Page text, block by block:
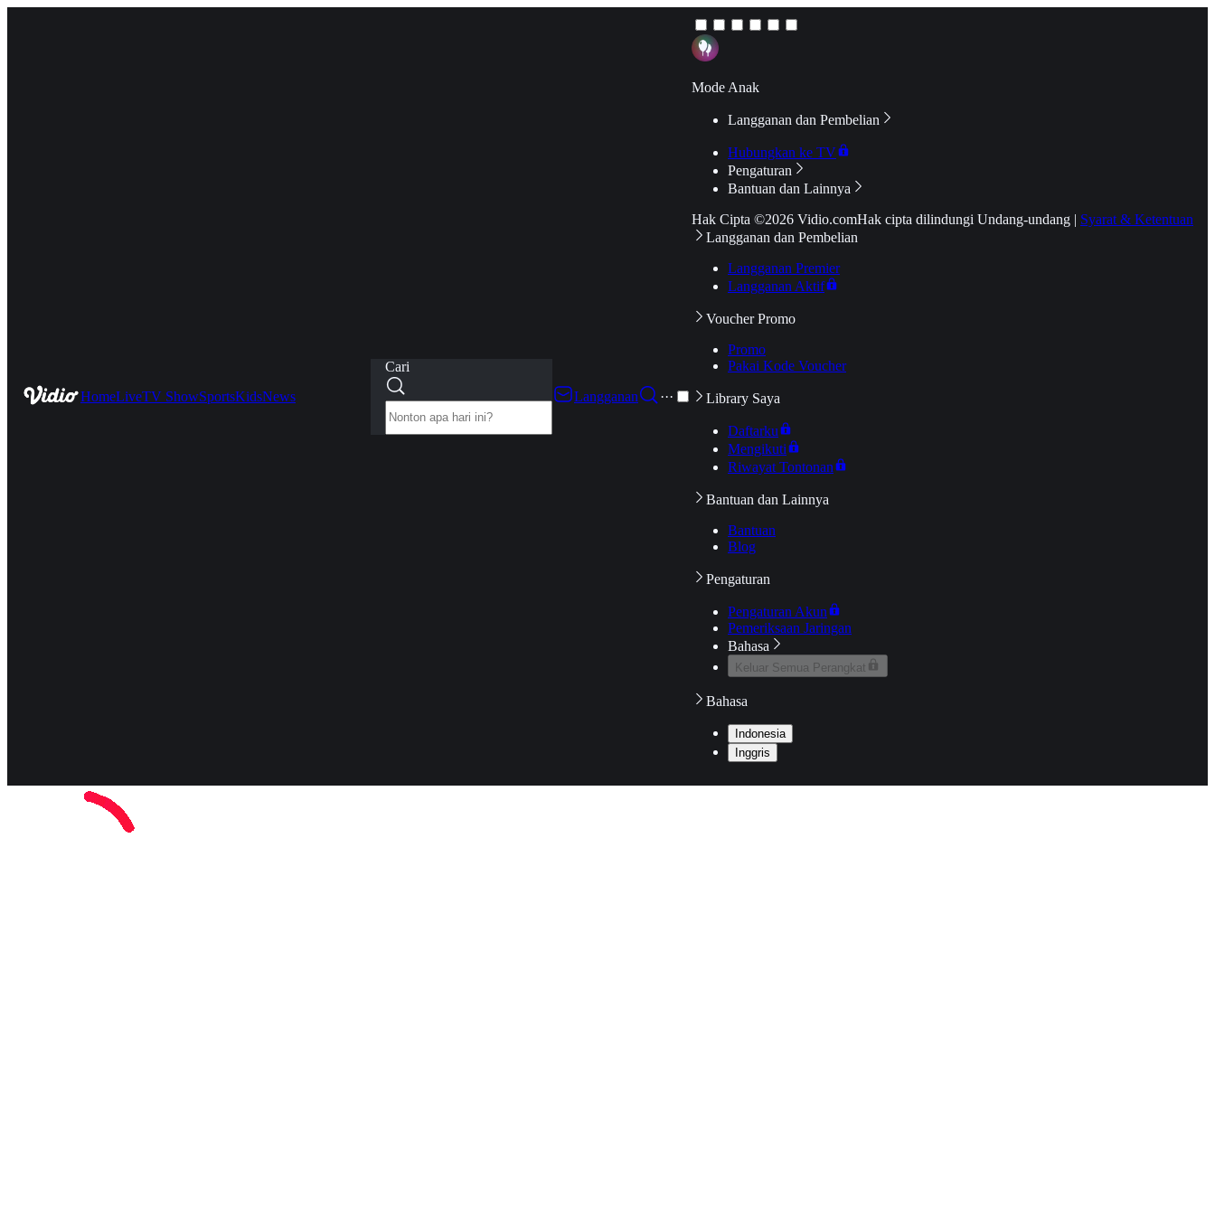
HomeLiveTV ShowSportsKidsNews
Cari
Langganan
···
Mode Anak
Langganan dan Pembelian
Hubungkan ke TV
Pengaturan
Bantuan dan Lainnya
Hak Cipta ©2026 Vidio.comHak cipta dilindungi Undang-undang | Syarat & Ketentuan
Langganan dan Pembelian
Langganan Premier
Langganan Aktif
Voucher Promo
Promo
Pakai Kode Voucher
Library Saya
Daftarku
Mengikuti
Riwayat Tontonan
Bantuan dan Lainnya
Bantuan
Blog
Pengaturan
Pengaturan Akun
Pemeriksaan Jaringan
Bahasa
Keluar Semua Perangkat
Bahasa
Indonesia
Inggris